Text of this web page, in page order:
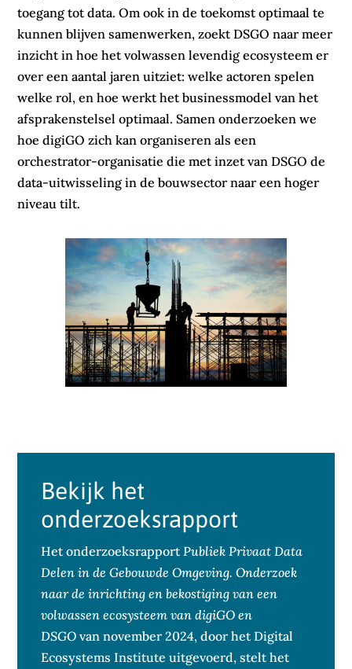
toegang tot data. Om ook in de toekomst optimaal te
kunnen blijven samenwerken, zoekt DSGO naar meer
inzicht in hoe het volwassen levendig ecosysteem er
over een aantal jaren uitziet: welke actoren spelen
welke rol, en hoe werkt het businessmodel van het
afsprakenstelsel optimaal. Samen onderzoeken we
hoe digiGO zich kan organiseren als een
orchestrator-organisatie die met inzet van DSGO de
data-uitwisseling in de bouwsector naar een hoger
niveau tilt.
Bekijk het
onderzoeksrapport
Het onderzoeksrapport Publiek Privaat Data
Delen in de Gebouwde Omgeving. Onderzoek
naar de inrichting en bekostiging van een
volwassen ecosysteem van digiGO en
DSGO van november 2024, door het Digital
Ecosystems Institute uitgevoerd, stelt het